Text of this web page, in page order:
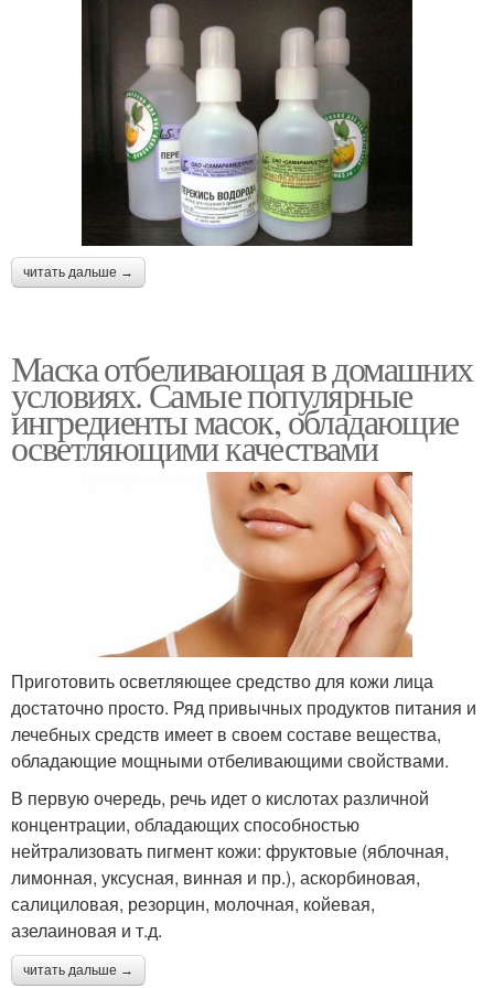
читать дальше →
Маска отбеливающая в домашних
условиях. Самые популярные
ингредиенты масок, обладающие
осветляющими качествами
Приготовить осветляющее средство для кожи лица
достаточно просто. Ряд привычных продуктов питания и
лечебных средств имеет в своем составе вещества,
обладающие мощными отбеливающими свойствами.
В первую очередь, речь идет о кислотах различной
концентрации, обладающих способностью
нейтрализовать пигмент кожи: фруктовые (яблочная,
лимонная, уксусная, винная и пр.), аскорбиновая,
салициловая, резорцин, молочная, койевая,
азелаиновая и т.д.
читать дальше →